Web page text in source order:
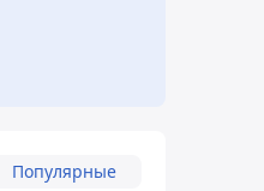
Популярные